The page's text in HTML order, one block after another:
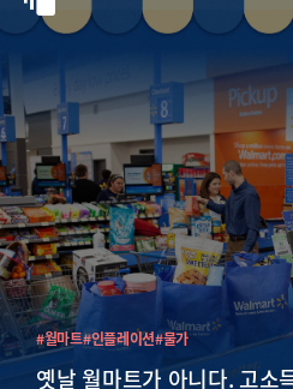
옛날 월마트가 아니다. 고소
#월마트#인플레이션#물가